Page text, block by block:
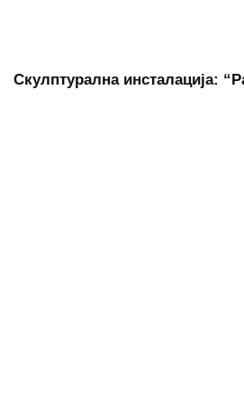
Скулптурална инсталација: